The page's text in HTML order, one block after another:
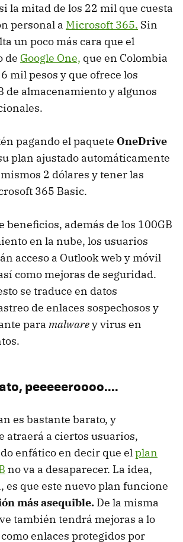
la mitad de los 22 mil que cuesta
personal a Microsoft 365. Sin
un poco más cara que el
de Google One, que en Colombia
mil pesos y que ofrece los
de almacenamiento y algunos
pagando el paquete OneDrive
plan ajustado automáticamente
2 dólares y tener las
365 Basic.
beneficios, además de los 100GB
en la nube, los usuarios
acceso a Outlook web y móvil
como mejoras de seguridad.
se traduce en datos
de enlaces sospechosos y
para malwarey virus en
peeeeeroooo....
es bastante barato, y
atraerá a ciertos usuarios,
enfático en decir que elplan
no va a desaparecer. La idea,
es que este nuevo plan funcione
más asequible. De la misma
también tendrá mejoras a lo
enlaces protegidos por